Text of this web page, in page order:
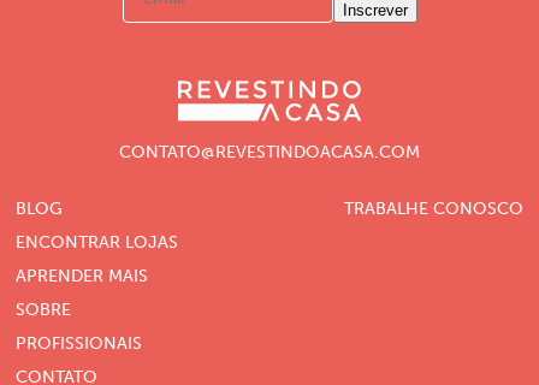
Inscrever
CONTATO@REVESTINDOACASA.COM
BLOG
ENCONTRAR LOJAS
APRENDER MAIS
SOBRE
PROFISSIONAIS
CONTATO
TRABALHE CONOSCO